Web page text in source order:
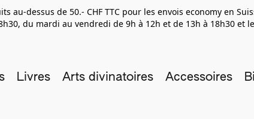
au-dessus de 50.- CHF TTC pour les envois economy en
du mardi au vendredi de 9h à 12h et de 13h à 18h30 et
Livres Arts divinatoires Accessoires